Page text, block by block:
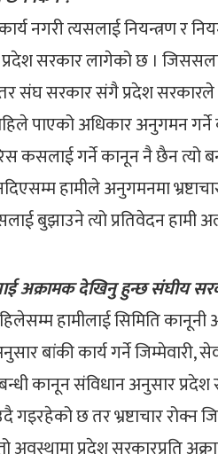
नगरी त्यसलाई नियन्त्रण र
सरकार लागेको छ ।
तर संघ सरकार संगै प्रदेश
पाएको अधिकार अनुगमन गर्ने
कसलाई गर्ने कानून नै छैन त्यो
हामीले अनुगमनमा
बुझाउने त्यो प्रतिवेदन हामी
अक्रामक देखिनु हुन्छ संघीय
हामीलाई सिमिति कानूनी
बांकी कार्य गर्ने जिम्मेवारी,
कानून संविधान अनुसार
गइरहेको छ तर भ्रष्टाचार